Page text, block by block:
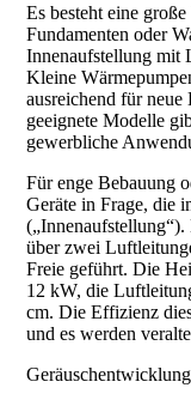
Es besteht eine
Fundamenten oder
Innenaufstellung mit
Kleine
ausreichend für
geeignete Modelle
gewerbliche
Für enge Bebauung
Geräte in Frage, die
über zwei
Freie geführt. Die
12 kW, die
cm. Die Effizienz
und es werden
Geräuschentwicklung